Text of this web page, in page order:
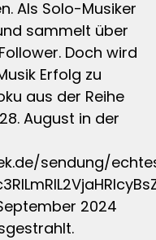
Als Solo-Musiker
sammelt über
Doch wird
Erfolg zu
aus der Reihe
August in der
sendung/
2024